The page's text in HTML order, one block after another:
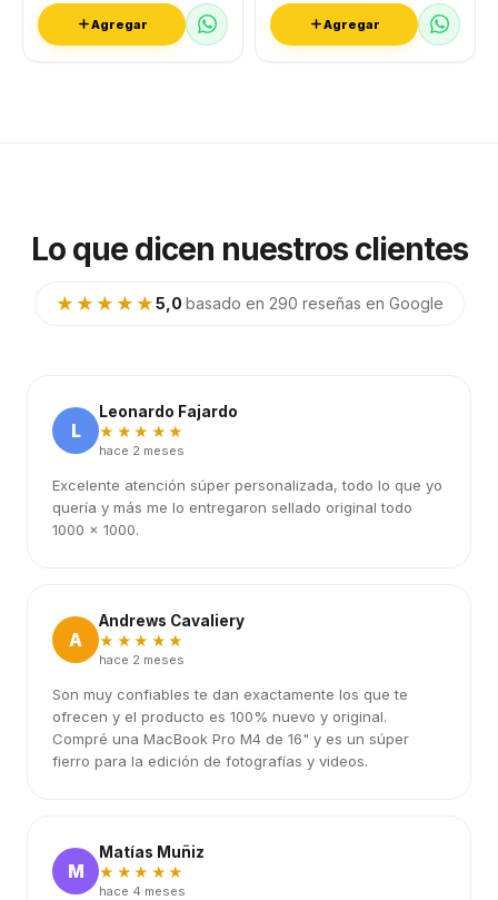
Agregar Agregar
Lo que dicen nuestros clientes
★★★★★5,0·basado en 290 reseñas en Google
L
Leonardo Fajardo
★★★★★
hace 2 meses
Excelente atención súper personalizada, todo lo que yo
quería y más me lo entregaron sellado original todo
1000 x 1000.
A
Andrews Cavaliery
★★★★★
hace 2 meses
Son muy confiables te dan exactamente los que te
ofrecen y el producto es 100% nuevo y original.
Compré una MacBook Pro M4 de 16" y es un súper
fierro para la edición de fotografías y videos.
M
Matías Muñiz
★★★★★
hace 4 meses